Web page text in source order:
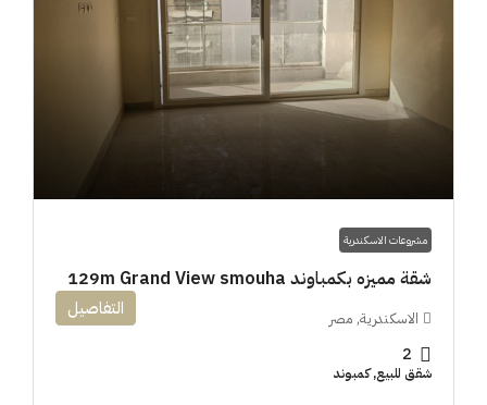
مشروعات الاسكندرية
شقة مميزه بكمباوند 129m Grand View smouha
الاسكندرية, مصر
2
شقق للبيع, كمبوند
التفاصيل